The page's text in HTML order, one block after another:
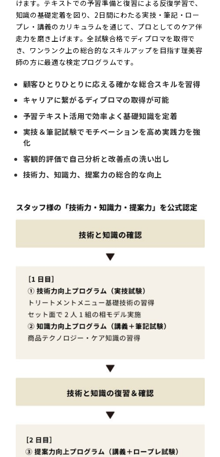
けます。テキストでの予習準備と復習による反復学習で、
知識の基礎定着を図り、2日間にわたる実技・筆記・ロー
プレ・講義のカリキュラムを通じて、プロとしてのケア伴
走力を磨き上げます。全試験合格でディプロマを取得で
き、ワンランク上の総合的なスキルアップを目指す理美容
師の方に最適な検定プログラムです。
顧客ひとりひとりに応える確かな総合スキルを習得
キャリアに繋がるディプロマの取得が可能
予習テキスト活用で効率よく基礎知識を定着
実技＆筆記試験でモチベーションを高め実践力を強
化
客観的評価で自己分析と改善点の洗い出し
技術力、知識力、提案力の総合的な向上